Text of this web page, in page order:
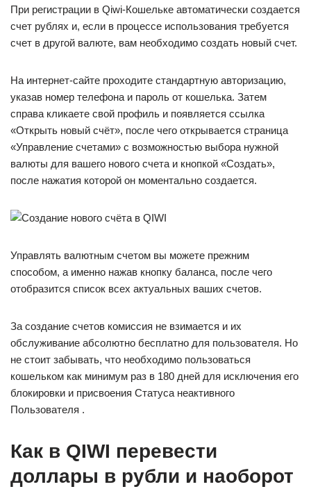
При регистрации в Qiwi-Кошельке автоматически создается
счет рублях и, если в процессе использования требуется
счет в другой валюте, вам необходимо создать новый счет.
На интернет-сайте проходите стандартную авторизацию,
указав номер телефона и пароль от кошелька. Затем
справа кликаете свой профиль и появляется ссылка
«Открыть новый счёт», после чего открывается страница
«Управление счетами» с возможностью выбора нужной
валюты для вашего нового счета и кнопкой «Создать»,
после нажатия которой он моментально создается.
Управлять валютным счетом вы можете прежним
способом, а именно нажав кнопку баланса, после чего
отобразится список всех актуальных ваших счетов.
За создание счетов комиссия не взимается и их
обслуживание абсолютно бесплатно для пользователя. Но
не стоит забывать, что необходимо пользоваться
кошельком как минимум раз в 180 дней для исключения его
блокировки и присвоения Статуса неактивного
Пользователя .
Как в QIWI перевести
доллары в рубли и наоборот